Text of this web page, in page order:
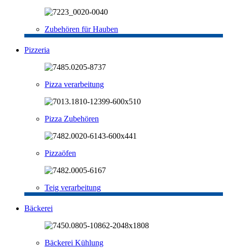
Zubehören für Hauben
Pizzeria
Pizza verarbeitung
Pizza Zubehören
Pizzaöfen
Teig verarbeitung
Bäckerei
Bäckerei Kühlung